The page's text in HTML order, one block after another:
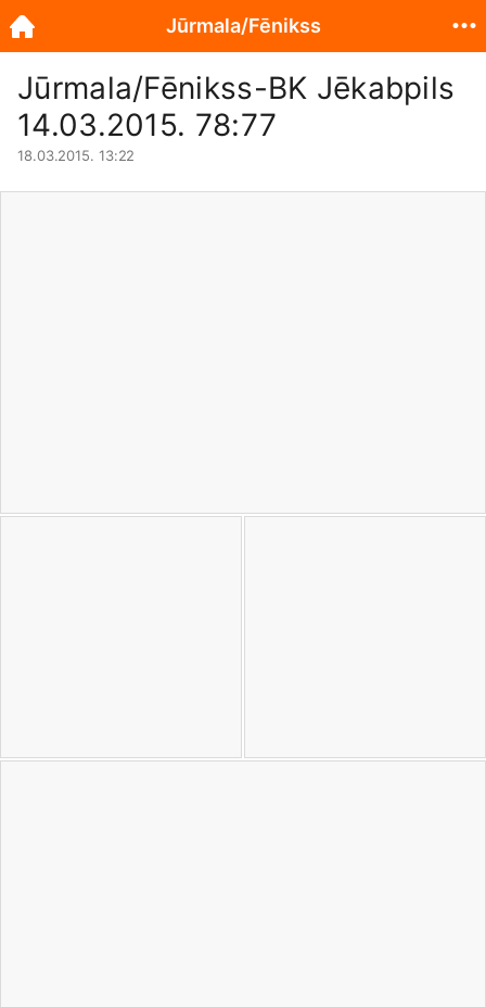
Jūrmala/Fēnikss-BK Jēkabpils
14.03.2015. 78:77
18.03.2015. 13:22
Jūrmala/Fēnikss